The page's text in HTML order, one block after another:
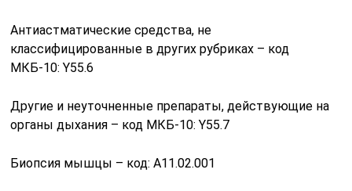
Антиастматические средства, не
классифицированные в других рубриках – код
МКБ-10: Y55.6
Другие и неуточненные препараты, действующие на
органы дыхания – код МКБ-10: Y55.7
Биопсия мышцы – код: A11.02.001